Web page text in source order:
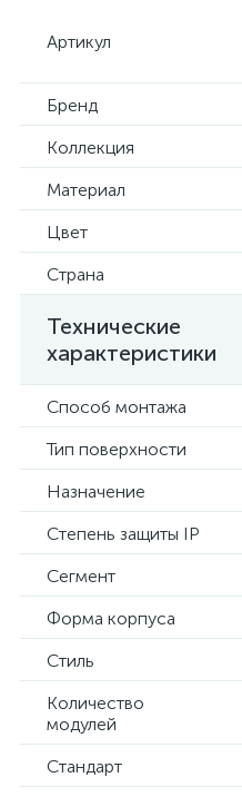
Артикул
Бренд
Коллекция
Материал
Цвет
Страна
Технические
характеристики
Способ монтажа
Тип поверхности
Назначение
Степень защиты IP
Сегмент
Форма корпуса
Стиль
Количество
модулей
Стандарт